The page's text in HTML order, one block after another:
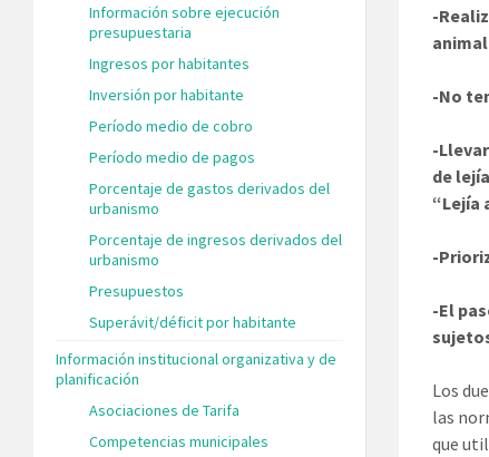
-
-No
-
de
“Lejía
-
-El
Los
las
que
Información sobre ejecución
presupuestaria
Ingresos por habitantes
Inversión por habitante
Período medio de cobro
Período medio de pagos
Porcentaje de gastos derivados del
urbanismo
Porcentaje de ingresos derivados del
urbanismo
Presupuestos
Superávit/déficit por habitante
Información institucional organizativa y de
planificación
Asociaciones de Tarifa
Competencias municipales